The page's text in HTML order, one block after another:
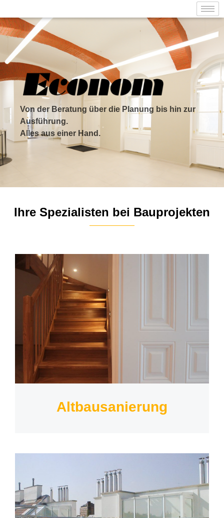
Von der Beratung über die Planung bis hin zur
Ausführung.
Alles aus einer Hand.
Ihre Spezialisten bei Bauprojekten
Altbausanierung